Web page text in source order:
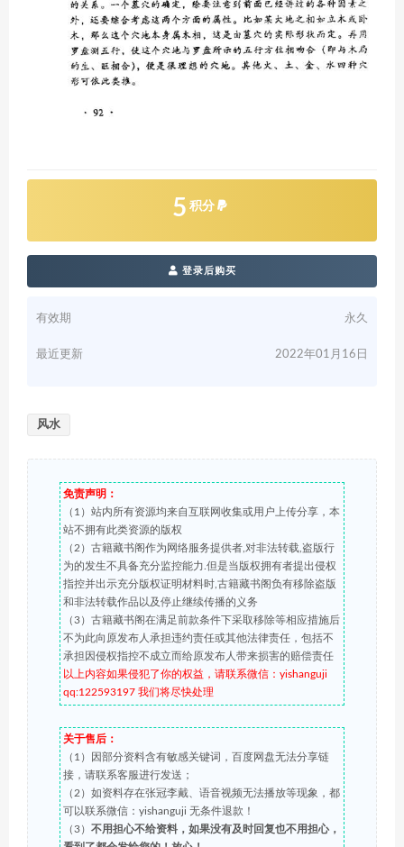
5 积分
登录后购买
有效期 永久
最近更新 2022年01月16日
风水
免责声明：
（1）站内所有资源均来自互联网收集或用户上传分享，本
站不拥有此类资源的版权
（2）古籍藏书阁作为网络服务提供者,对非法转载,盗版行
为的发生不具备充分监控能力.但是当版权拥有者提出侵权
指控并出示充分版权证明材料时,古籍藏书阁负有移除盗版
和非法转载作品以及停止继续传播的义务
（3）古籍藏书阁在满足前款条件下采取移除等相应措施后
不为此向原发布人承担违约责任或其他法律责任，包括不
承担因侵权指控不成立而给原发布人带来损害的赔偿责任
以上内容如果侵犯了你的权益，请联系微信：yishanguji
qq:122593197 我们将尽快处理
关于售后：
（1）因部分资料含有敏感关键词，百度网盘无法分享链
接，请联系客服进行发送；
（2）如资料存在张冠李戴、语音视频无法播放等现象，都
可以联系微信：yishanguji 无条件退款！
（3） 不用担心不给资料，如果没有及时回复也不用担心，